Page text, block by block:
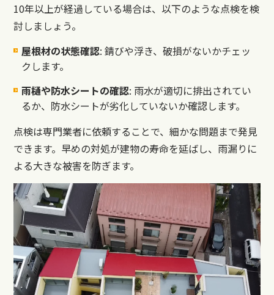
10年以上が経過している場合は、以下のような点検を検
討しましょう。
屋根材の状態確認: 錆びや浮き、破損がないかチェッ
クします。
雨樋や防水シートの確認: 雨水が適切に排出されてい
るか、防水シートが劣化していないか確認します。
点検は専門業者に依頼することで、細かな問題まで発見
できます。早めの対処が建物の寿命を延ばし、雨漏りに
よる大きな被害を防ぎます。